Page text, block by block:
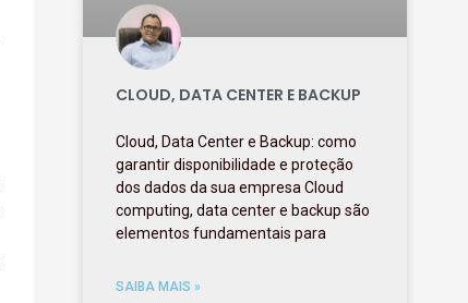
CLOUD, DATA CENTER E BACKUP
Cloud, Data Center e Backup: como
garantir disponibilidade e proteção
dos dados da sua empresa Cloud
computing, data center e backup são
elementos fundamentais para
SAIBA MAIS »